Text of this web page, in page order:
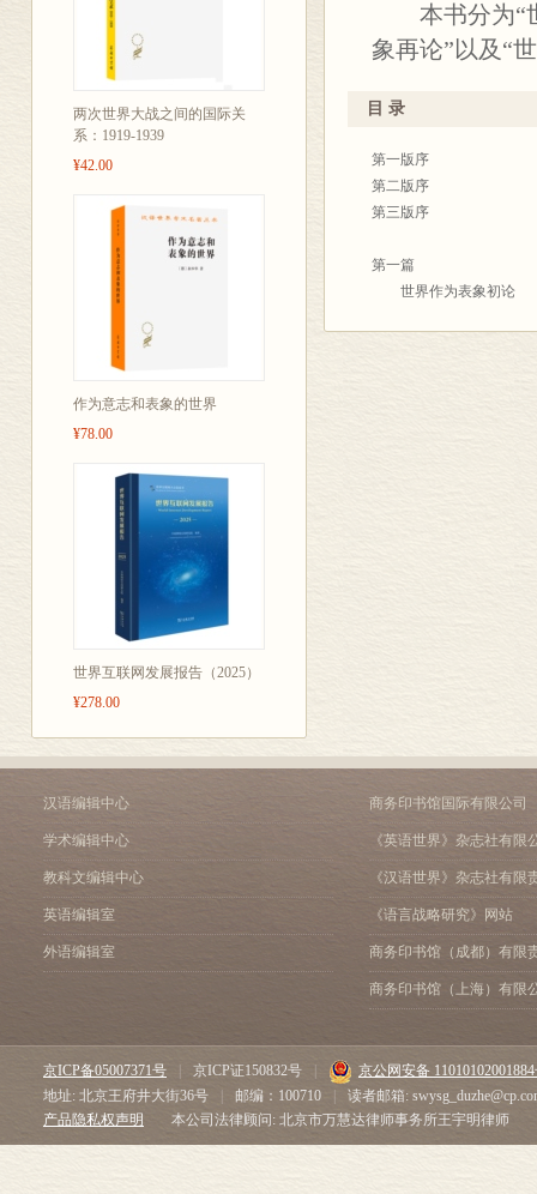
两次世界大战之间的国际关
系：1919-1939
¥42.00
作为意志和表象的世界
¥78.00
世界互联网发展报告（2025）
¥278.00
的，补充我那哲学已有
将就利用当时可能的条
加》第二卷中可以看到的
1859年9月于美因河畔
本书分为“世
象再论”以及“
目 录
第一版序
第二版序
第三版序
第一篇
世界作为表象初论
汉语编辑中心
学术编辑中心
教科文编辑中心
英语编辑室
外语编辑室
商务印书馆国际有限公司
《英语世界》杂志社有限
《汉语世界》杂志社有限
《语言战略研究》网站
商务印书馆（成都）有限
商务印书馆（上海）有限
京ICP备05007371号 京ICP证150832号
京公网安备
地址: 北京王府井大街36号
邮编：100710
读者邮箱:
产品隐私权声明
本公司法律顾问: 北京市万慧达律师事务所王宇明律师